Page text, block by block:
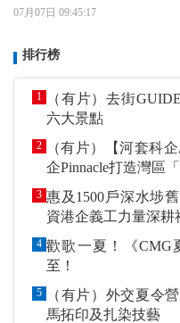
07月07日 09:45:17
排行榜
1
（有片）去街
六大景點
2
（有片）【河套科企
企Pinnacle打造灣區
3 惠及1500戶深水埗
資港企義工力量深耕
4 歡歌一夏！《CMG
至！
5
（有片）外交夏令
馬拓印及扎染技藝